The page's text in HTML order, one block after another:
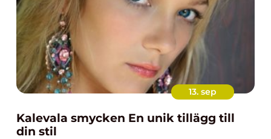
13. sep
Kalevala smycken En unik tillägg till
din stil